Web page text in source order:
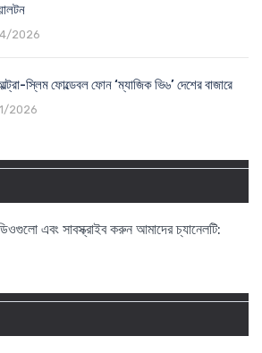
2026
স্লিম ফোল্ডেবল ফোন ‘ম্যাজিক ভি৬’ দেশের বাজারে
2026
এবং সাবস্ক্রাইব করুন আমাদের চ্যানেলটি: